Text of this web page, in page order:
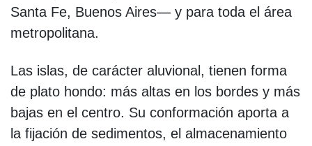
Santa Fe, Buenos Aires— y para toda el área
metropolitana.
Las islas, de carácter aluvional, tienen forma
de plato hondo: más altas en los bordes y más
bajas en el centro. Su conformación aporta a
la fijación de sedimentos, el almacenamiento